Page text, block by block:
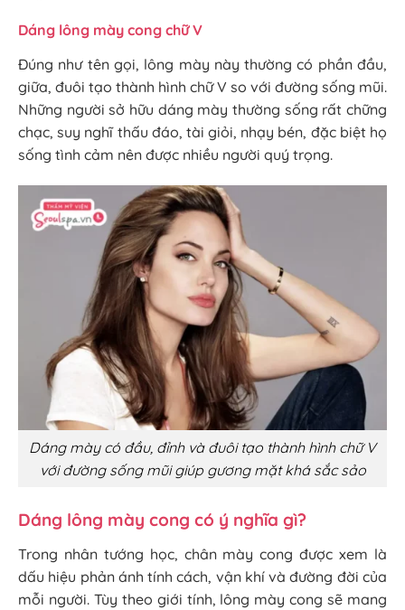
Dáng lông mày cong chữ V
Đúng như tên gọi, lông mày này thường có phần đầu,
giữa, đuôi tạo thành hình chữ V so với đường sống mũi.
Những người sở hữu dáng mày thường sống rất chững
chạc, suy nghĩ thấu đáo, tài giỏi, nhạy bén, đặc biệt họ
sống tình cảm nên được nhiều người quý trọng.
Dáng mày có đầu, đỉnh và đuôi tạo thành hình chữ V
với đường sống mũi giúp gương mặt khá sắc sảo
Dáng lông mày cong có ý nghĩa gì?
Trong nhân tướng học, chân mày cong được xem là
dấu hiệu phản ánh tính cách, vận khí và đường đời của
mỗi người. Tùy theo giới tính, lông mày cong sẽ mang